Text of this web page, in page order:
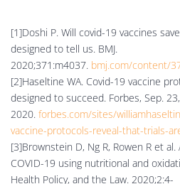
[1]Doshi P. Will covid-19 vaccines
designed to tell us. BMJ.
2020;371:m4037. bmj.com/content/
[2]Haseltine WA. Covid-19 vaccine
designed to succeed. Forbes, Sep. 23,
2020. forbes.com/sites/
vaccine-protocols-reveal-that-trials-
[3]Brownstein D, Ng R, Rowen R et
COVID-19 using nutritional and
Health Policy, and the Law. 2020;2:4-